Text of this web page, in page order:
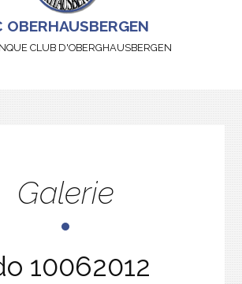
OBERHAUSBERGEN
CLUB D'OBERGHAUSBERGEN
Galerie
10062012